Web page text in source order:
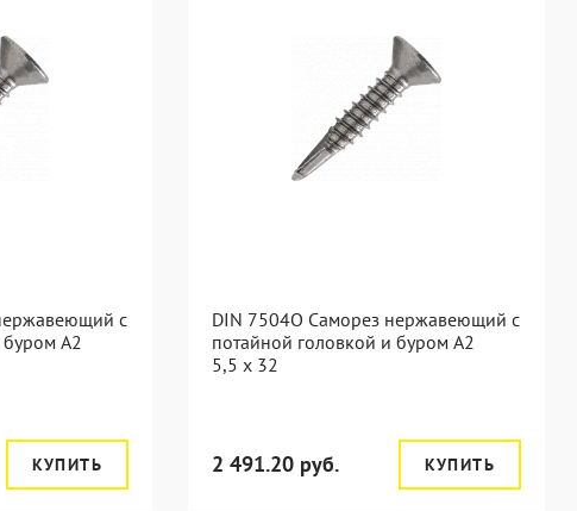
с
буром А2
КУПИТЬ
DIN 7504O Саморез нержавеющий с
потайной головкой и буром А2
5,5 x 32
2 491.20 руб. КУПИТЬ